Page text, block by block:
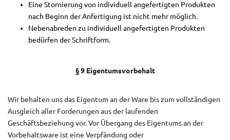
Eine Stornierung von individuell angefertigten Produkten
nach Beginn der Anfertigung ist nicht mehr möglich.
Nebenabreden zu individuell angefertigten Produkten
bedürfen der Schriftform.
§ 9 Eigentumsvorbehalt
Wir behalten uns das Eigentum an der Ware bis zum vollständigen
Ausgleich aller Forderungen aus der laufenden
Geschäftsbeziehung vor. Vor Übergang des Eigentums an der
Vorbehaltsware ist eine Verpfändung oder